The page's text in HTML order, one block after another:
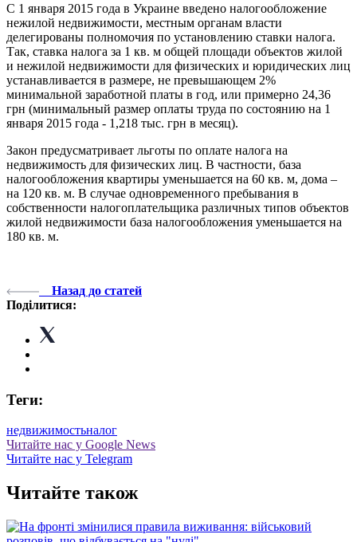
С 1 января 2015 года в Украине введено налогообложение
нежилой недвижимости, местным органам власти
делегированы полномочия по установлению ставки налога.
Так, ставка налога за 1 кв. м общей площади объектов жилой
и нежилой недвижимости для физических и юридических лиц
устанавливается в размере, не превышающем 2%
минимальной заработной платы в год, или примерно 24,36
грн (минимальный размер оплаты труда по состоянию на 1
января 2015 года - 1,218 тыс. грн в месяц).
Закон предусматривает льготы по оплате налога на
недвижимость для физических лиц. В частности, база
налогообложения квартиры уменьшается на 60 кв. м, дома –
на 120 кв. м. В случае одновременного пребывания в
собственности налогоплательщика различных типов объектов
жилой недвижимости база налогообложения уменьшается на
180 кв. м.
Назад до статей
Поділитися:
Теги:
недвижимостьналог
Читайте нас у Google News
Читайте нас у Telegram
Читайте також